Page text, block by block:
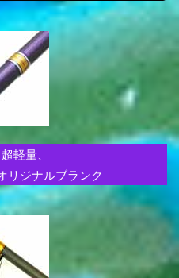
軽量、
リジナルブランク